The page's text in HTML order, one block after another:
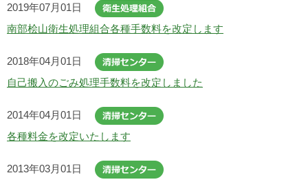
2019年07月01日
南部桧山衛生処理組合各種手数料を改定します
2018年04月01日
自己搬入のごみ処理手数料を改定しました
2014年04月01日
各種料金を改定いたします
2013年03月01日